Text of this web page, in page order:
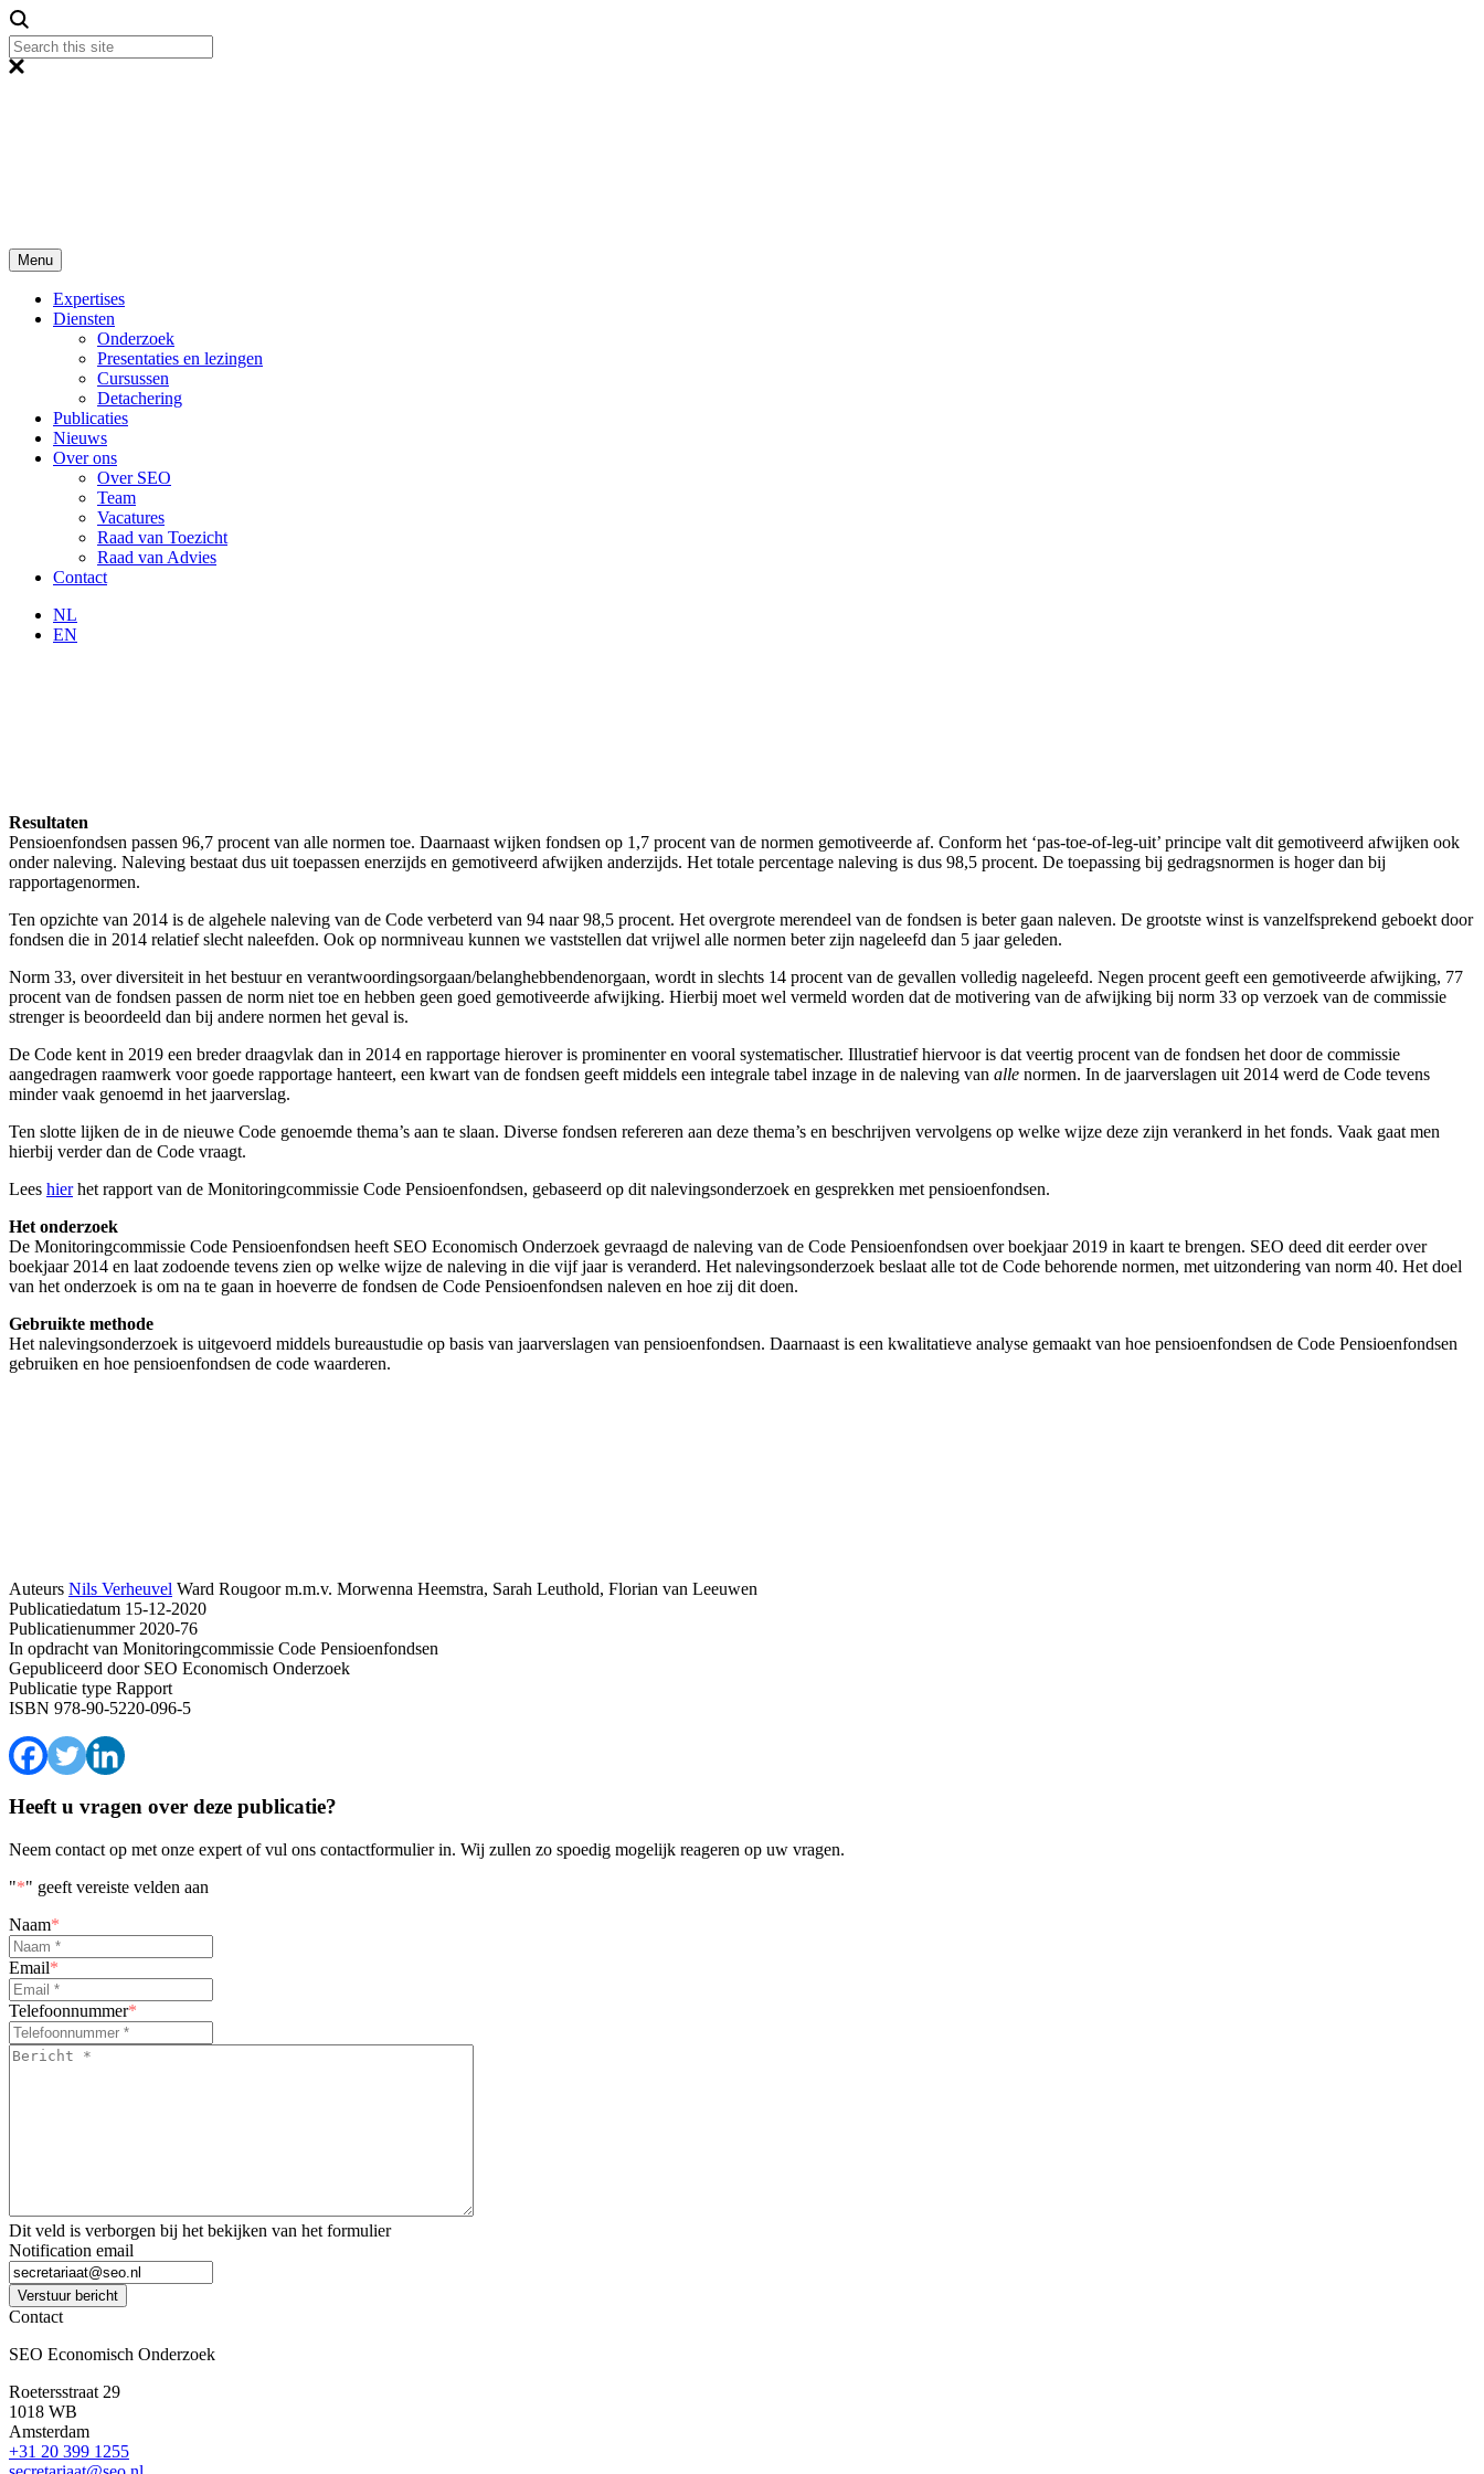
Menu
Expertises
Diensten
Onderzoek
Presentaties en lezingen
Cursussen
Detachering
Publicaties
Nieuws
Over ons
Over SEO
Team
Vacatures
Raad van Toezicht
Raad van Advies
Contact
NL
EN
Resultaten
Pensioenfondsen passen 96,7 procent van alle normen toe. Daarnaast wijken fondsen op 1,7 procent van de normen gemotiveerde af. Conform het ‘pas-toe-of-leg-uit’ principe valt dit gemotiveerd afwijken ook
onder naleving. Naleving bestaat dus uit toepassen enerzijds en gemotiveerd afwijken anderzijds. Het totale percentage naleving is dus 98,5 procent. De toepassing bij gedragsnormen is hoger dan bij
rapportagenormen.
Ten opzichte van 2014 is de algehele naleving van de Code verbeterd van 94 naar 98,5 procent. Het overgrote merendeel van de fondsen is beter gaan naleven. De grootste winst is vanzelfsprekend geboekt door
fondsen die in 2014 relatief slecht naleefden. Ook op normniveau kunnen we vaststellen dat vrijwel alle normen beter zijn nageleefd dan 5 jaar geleden.
Norm 33, over diversiteit in het bestuur en verantwoordingsorgaan/belanghebbendenorgaan, wordt in slechts 14 procent van de gevallen volledig nageleefd. Negen procent geeft een gemotiveerde afwijking, 77
procent van de fondsen passen de norm niet toe en hebben geen goed gemotiveerde afwijking. Hierbij moet wel vermeld worden dat de motivering van de afwijking bij norm 33 op verzoek van de commissie
strenger is beoordeeld dan bij andere normen het geval is.
De Code kent in 2019 een breder draagvlak dan in 2014 en rapportage hierover is prominenter en vooral systematischer. Illustratief hiervoor is dat veertig procent van de fondsen het door de commissie
aangedragen raamwerk voor goede rapportage hanteert, een kwart van de fondsen geeft middels een integrale tabel inzage in de naleving van alle normen. In de jaarverslagen uit 2014 werd de Code tevens
minder vaak genoemd in het jaarverslag.
Ten slotte lijken de in de nieuwe Code genoemde thema’s aan te slaan. Diverse fondsen refereren aan deze thema’s en beschrijven vervolgens op welke wijze deze zijn verankerd in het fonds. Vaak gaat men
hierbij verder dan de Code vraagt.
Lees hierhet rapport van de Monitoringcommissie Code Pensioenfondsen, gebaseerd op dit nalevingsonderzoek en gesprekken met pensioenfondsen.
Het onderzoek
De Monitoringcommissie Code Pensioenfondsen heeft SEO Economisch Onderzoek gevraagd de naleving van de Code Pensioenfondsen over boekjaar 2019 in kaart te brengen. SEO deed dit eerder over
boekjaar 2014 en laat zodoende tevens zien op welke wijze de naleving in die vijf jaar is veranderd. Het nalevingsonderzoek beslaat alle tot de Code behorende normen, met uitzondering van norm 40. Het doel
van het onderzoek is om na te gaan in hoeverre de fondsen de Code Pensioenfondsen naleven en hoe zij dit doen.
Gebruikte methode
Het nalevingsonderzoek is uitgevoerd middels bureaustudie op basis van jaarverslagen van pensioenfondsen. Daarnaast is een kwalitatieve analyse gemaakt van hoe pensioenfondsen de Code Pensioenfondsen
gebruiken en hoe pensioenfondsen de code waarderen.
Auteurs Nils Verheuvel Ward Rougoor m.m.v. Morwenna Heemstra, Sarah Leuthold, Florian van Leeuwen
Publicatiedatum 15-12-2020
Publicatienummer2020-76
In opdracht van Monitoringcommissie Code Pensioenfondsen
Gepubliceerd doorSEO Economisch Onderzoek
Publicatie type Rapport
ISBN 978-90-5220-096-5
Heeft u vragen over deze publicatie?
Neem contact op met onze expert of vul ons contactformulier in. Wij zullen zo spoedig mogelijk reageren op uw vragen.
"*" geeft vereiste velden aan
Naam*
Email*
Telefoonnummer*
Bericht
Dit veld is verborgen bij het bekijken van het formulier
Notification email
Verstuur bericht
Contact
SEO Economisch Onderzoek
Roetersstraat 29
1018 WB
Amsterdam
+31 20 399 1255